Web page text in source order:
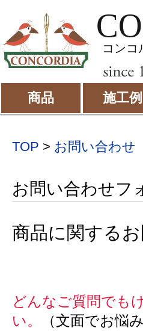
コンコ
商品 施工例
TOP > お問い合わせ
お問い合わせフ
商品に関する
どんなご質問でも
い。
（文面でお悩